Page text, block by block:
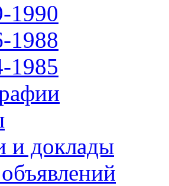
1990
1988
1985
и доклады